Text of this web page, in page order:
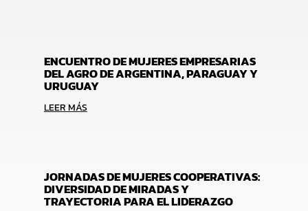
ENCUENTRO DE MUJERES EMPRESARIAS
DEL AGRO DE ARGENTINA, PARAGUAY Y
URUGUAY
LEER MÁS
JORNADAS DE MUJERES COOPERATIVAS:
DIVERSIDAD DE MIRADAS Y
TRAYECTORIA PARA EL LIDERAZGO